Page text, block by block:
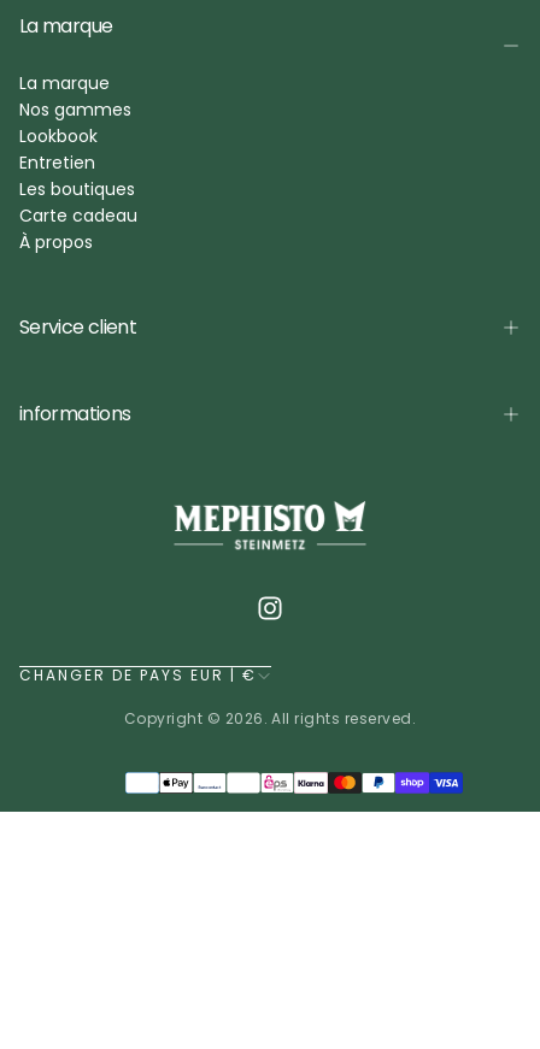
La marque
La marque
Nos gammes
Lookbook
Entretien
Les boutiques
Carte cadeau
À propos
Service client
informations
CHANGER DE PAYS EUR | €
Copyright © 2026. All rights reserved.
Méthodes
de